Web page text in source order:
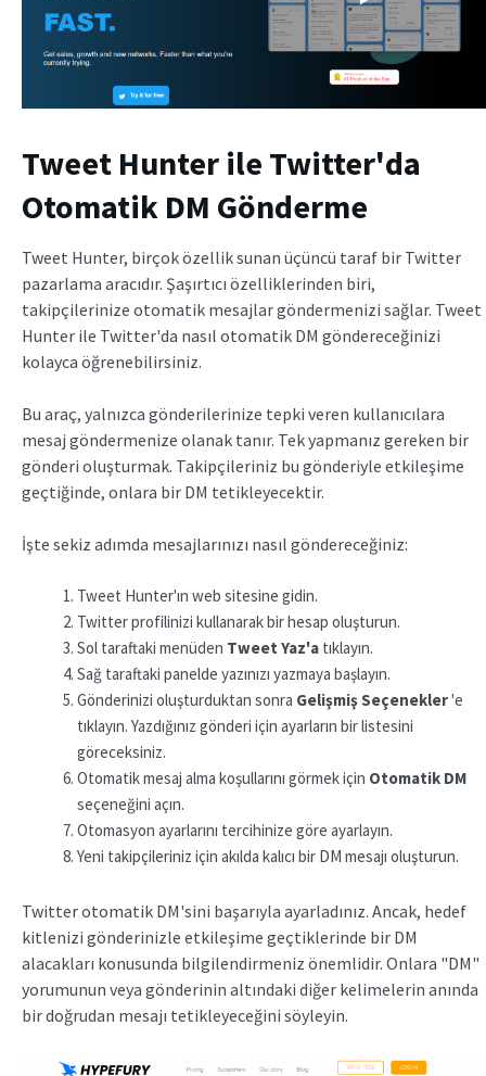
Tweet Hunter ile Twitter'da
Otomatik DM Gönderme
Tweet Hunter, birçok özellik sunan üçüncü taraf bir Twitter
pazarlama aracıdır. Şaşırtıcı özelliklerinden biri,
takipçilerinize otomatik mesajlar göndermenizi sağlar. Tweet
Hunter ile Twitter'da nasıl otomatik DM göndereceğinizi
kolayca öğrenebilirsiniz.
Bu araç, yalnızca gönderilerinize tepki veren kullanıcılara
mesaj göndermenize olanak tanır. Tek yapmanız gereken bir
gönderi oluşturmak. Takipçileriniz bu gönderiyle etkileşime
geçtiğinde, onlara bir DM tetikleyecektir.
İşte sekiz adımda mesajlarınızı nasıl göndereceğiniz:
Tweet Hunter'ın web sitesine gidin.
Twitter profilinizi kullanarak bir hesap oluşturun.
Sol taraftaki menüden Tweet Yaz'a tıklayın.
Sağ taraftaki panelde yazınızı yazmaya başlayın.
Gönderinizi oluşturduktan sonra Gelişmiş Seçenekler'e
tıklayın. Yazdığınız gönderi için ayarların bir listesini
göreceksiniz.
Otomatik mesaj alma koşullarını görmek için Otomatik DM
seçeneğini açın.
Otomasyon ayarlarını tercihinize göre ayarlayın.
Yeni takipçileriniz için akılda kalıcı bir DM mesajı oluşturun.
Twitter otomatik DM'sini başarıyla ayarladınız. Ancak, hedef
kitlenizi gönderinizle etkileşime geçtiklerinde bir DM
alacakları konusunda bilgilendirmeniz önemlidir. Onlara "DM"
yorumunun veya gönderinin altındaki diğer kelimelerin anında
bir doğrudan mesajı tetikleyeceğini söyleyin.